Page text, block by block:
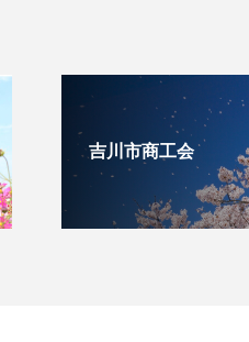
吉川市商工会